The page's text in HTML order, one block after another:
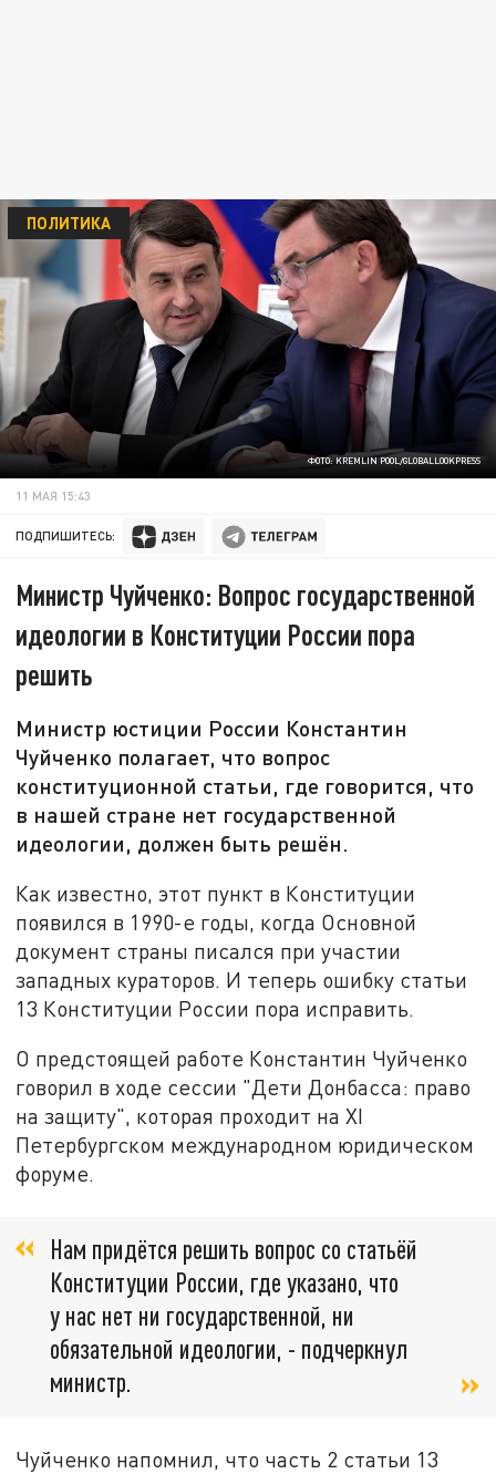
ФОТО: KREMLIN POOL/GLOBALLOOKPRESS
ПОЛИТИКА
11 МАЯ 15:43
ПОДПИШИТЕСЬ:
Министр Чуйченко: Вопрос государственной
идеологии в Конституции России пора
решить
Министр юстиции России Константин
Чуйченко полагает, что вопрос
конституционной статьи, где говорится, что
в нашей стране нет государственной
идеологии, должен быть решён.
Как известно, этот пункт в Конституции
появился в 1990-е годы, когда Основной
документ страны писался при участии
западных кураторов. И теперь ошибку статьи
13 Конституции России пора исправить.
О предстоящей работе Константин Чуйченко
говорил в ходе сессии "Дети Донбасса: право
на защиту", которая проходит на XI
Петербургском международном юридическом
форуме.
Нам придётся решить вопрос со статьёй
Конституции России, где указано, что
у нас нет ни государственной, ни
обязательной идеологии, - подчеркнул
министр.
Чуйченко напомнил, что часть 2 статьи 13